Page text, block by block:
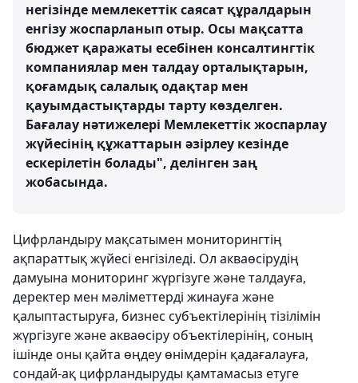
негізінде мемлекеттік саясат құралдарын
енгізу жоспарланып отыр. Осы мақсатта
бюджет қаражаты есебінен консалтингтік
компаниялар мен талдау орталықтарын,
қоғамдық салалық одақтар мен
қауымдастықтарды тарту көзделген.
Бағалау нәтижелері Мемлекеттік жоспарлау
жүйесінің құжаттарын әзірлеу кезінде
ескерілетін болады", делінген заң
жобасында.
Цифрландыру мақсатымен мониторингтің
ақпараттық жүйесі енгізіледі. Ол акваөсірудің
дамуына мониторинг жүргізуге және талдауға,
деректер мен мәліметтерді жинауға және
қалыптастыруға, бизнес субъектілерінің тізілімін
жүргізуге және акваөсіру объектілерінің, соның
ішінде оны қайта өңдеу өнімдерін қадағалауға,
сондай-ақ цифрландыруды қамтамасыз етуге